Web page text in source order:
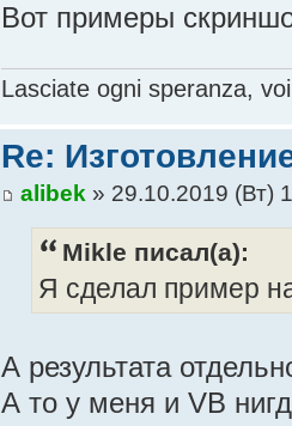
Вот примеры
Lasciate ogni speranza,
Re:
alibek » 29.10.2019 (Вт)
Mikle писал(а):
Я сделал пример
А результата
А то у меня и VB